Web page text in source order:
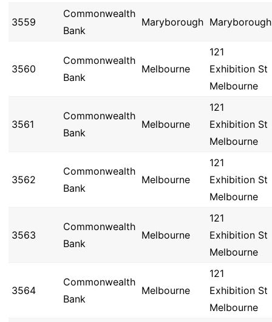
3559
Commonwealth
Bank
Maryborough Maryborough
3560
Commonwealth
Bank
Melbourne
121
Exhibition St
Melbourne
3561
Commonwealth
Bank
Melbourne
121
Exhibition St
Melbourne
3562
Commonwealth
Bank
Melbourne
121
Exhibition St
Melbourne
3563
Commonwealth
Bank
Melbourne
121
Exhibition St
Melbourne
3564
Commonwealth
Bank
Melbourne
121
Exhibition St
Melbourne